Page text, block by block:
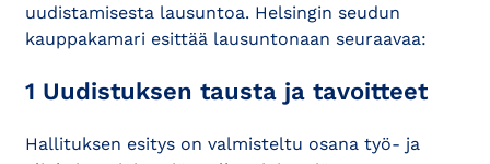
uudistamisesta lausuntoa. Helsingin seudun
kauppakamari esittää lausuntonaan seuraavaa:
1 Uudistuksen tausta ja tavoitteet
Hallituksen esitys on valmisteltu osana työ- ja